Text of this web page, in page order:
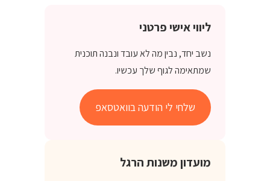
ליווי אישי פרטני
נשב יחד, נבין מה לא עובד ונבנה תוכנית
שמתאימה לגוף שלך עכשיו.
שלחי לי הודעה בוואטסאפ
מועדון משנות הרגל